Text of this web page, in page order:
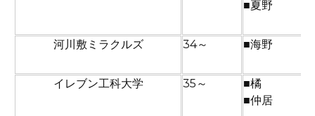
■夏野
河川敷ミラクルズ 34～ ■海野
イレブン工科大学 35～
■橘
■仲居